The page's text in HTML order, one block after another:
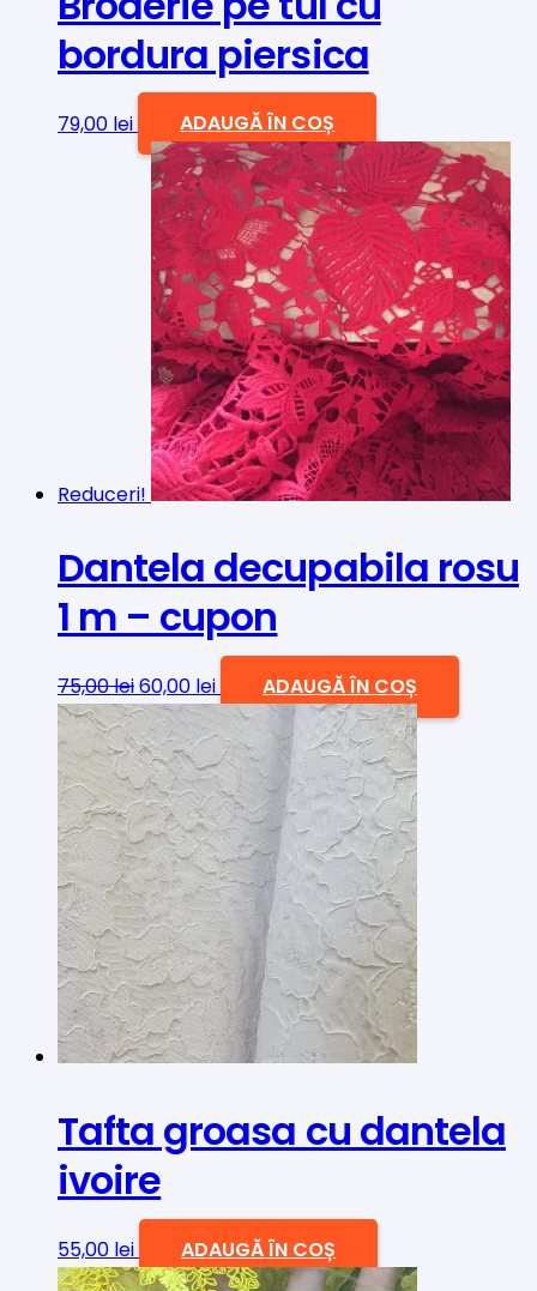
bordura piersica
79,00 lei ADAUGĂ ÎN COȘ
Reduceri!
Dantela decupabila rosu
1 m – cupon
75,00leiPrețul
inițial
a
fost:
75,00 lei.
60,00 leiPrețul
curent
este:
60,00 lei.
ADAUGĂ ÎN COȘ
Tafta groasa cu dantela
ivoire
55,00 lei ADAUGĂ ÎN COȘ